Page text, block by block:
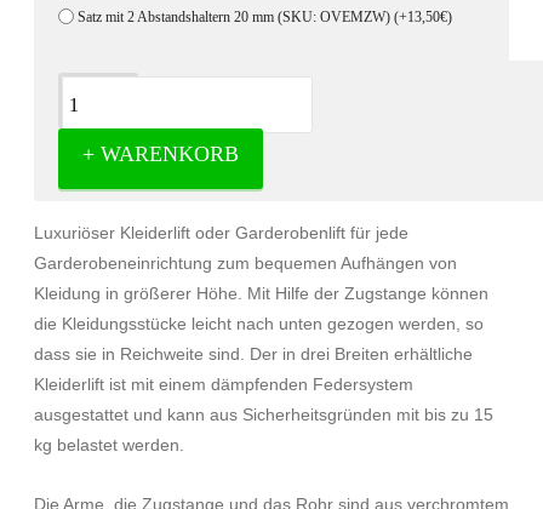
Satz mit 2 Abstandshaltern 20 mm (SKU: OVEMZW) (+13,50€)
+ WARENKORB
Beschreibung
Kleiderlift anthrazit 15kg - Garderobenlift
Luxuriöser Kleiderlift oder Garderobenlift für jede
Garderobeneinrichtung zum bequemen Aufhängen von
Kleidung in größerer Höhe. Mit Hilfe der Zugstange können
die Kleidungsstücke leicht nach unten gezogen werden, so
dass sie in Reichweite sind. Der in drei Breiten erhältliche
Kleiderlift ist mit einem dämpfenden Federsystem
ausgestattet und kann aus Sicherheitsgründen mit bis zu 15
kg belastet werden.
Die Arme, die Zugstange und das Rohr sind aus verchromtem